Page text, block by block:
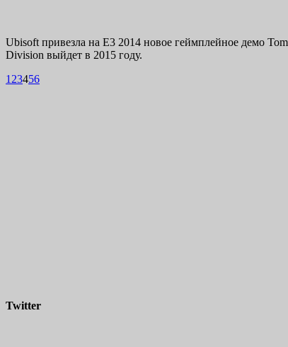
Ubisoft привезла на E3 2014 новое геймплейное демо
Division выйдет в 2015 году.
1 23456
Twitter